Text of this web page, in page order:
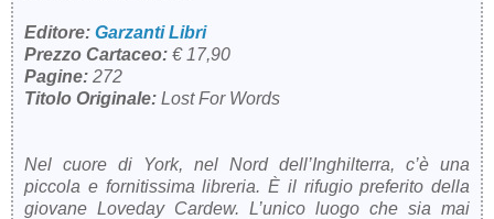
Editore: Garzanti Libri
Prezzo Cartaceo: € 17,90
Pagine: 272
Titolo Originale: Lost For Words
Nel cuore di York, nel Nord dell’Inghilterra, c’è una
piccola e fornitissima libreria. È il rifugio preferito della
giovane Loveday Cardew. L’unico luogo che sia mai